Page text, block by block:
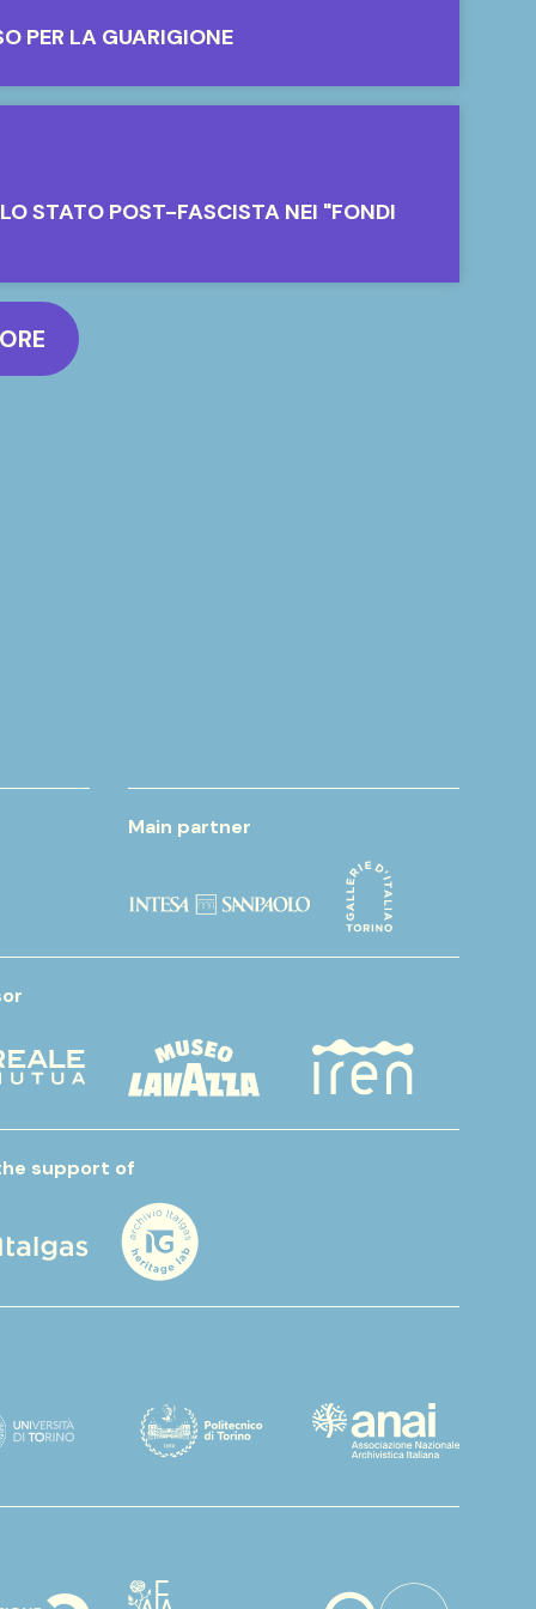
PER LA GUARIGIONE
STATO POST-FASCISTA NEI "FONDI
Main partner
support of